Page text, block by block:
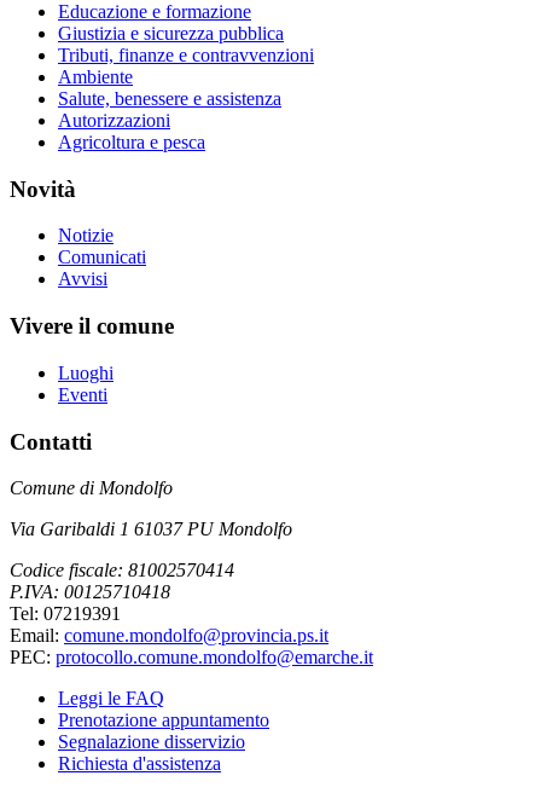
Educazione e formazione
Giustizia e sicurezza pubblica
Tributi, finanze e contravvenzioni
Ambiente
Salute, benessere e assistenza
Autorizzazioni
Agricoltura e pesca
Novità
Notizie
Comunicati
Avvisi
Vivere il comune
Luoghi
Eventi
Contatti
Comune di Mondolfo
Via Garibaldi 1 61037 PU Mondolfo
Codice fiscale: 81002570414
P.IVA: 00125710418
Tel: 07219391
Email: comune.mondolfo@provincia.ps.it
PEC: protocollo.comune.mondolfo@emarche.it
Leggi le FAQ
Prenotazione appuntamento
Segnalazione disservizio
Richiesta d'assistenza